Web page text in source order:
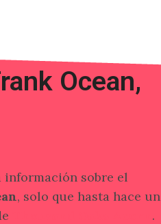
Ocean,
información sobre el
, solo que hasta hace un
.